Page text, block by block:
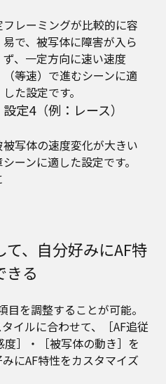
フレーミングが比較的に容
易で、被写体に障害が入ら
ず、一定方向に速い速度
（等速）で進むシーンに適
した設定です。
設定4（例：レース）
被写体の速度変化が大きい
シーンに適した設定です。
、自分好みにAF特
きる
を調整することが可能。
イルに合わせて、［AF追従
］・［被写体の動き］を
にAF特性をカスタマイズ